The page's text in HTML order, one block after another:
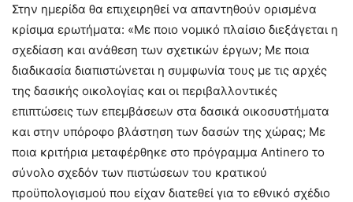
Στην ημερίδα θα επιχειρηθεί να απαντηθούν ορισμένα
κρίσιμα ερωτήματα: «Με ποιο νομικό πλαίσιο διεξάγεται η
σχεδίαση και ανάθεση των σχετικών έργων; Με ποια
διαδικασία διαπιστώνεται η συμφωνία τους με τις αρχές
της δασικής οικολογίας και οι περιβαλλοντικές
επιπτώσεις των επεμβάσεων στα δασικά οικοσυστήματα
και στην υπόροφο βλάστηση των δασών της χώρας; Με
ποια κριτήρια μεταφέρθηκε στο πρόγραμμα Antinero το
σύνολο σχεδόν των πιστώσεων του κρατικού
προϋπολογισμού που είχαν διατεθεί για το εθνικό σχέδιο